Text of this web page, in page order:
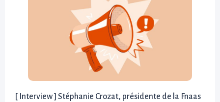
[ Interview ] Stéphanie Crozat, présidente de la Fnaas